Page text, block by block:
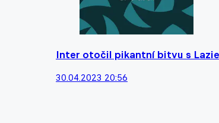
Inter otočil pikantní bitvu s
30.04.2023 20:56